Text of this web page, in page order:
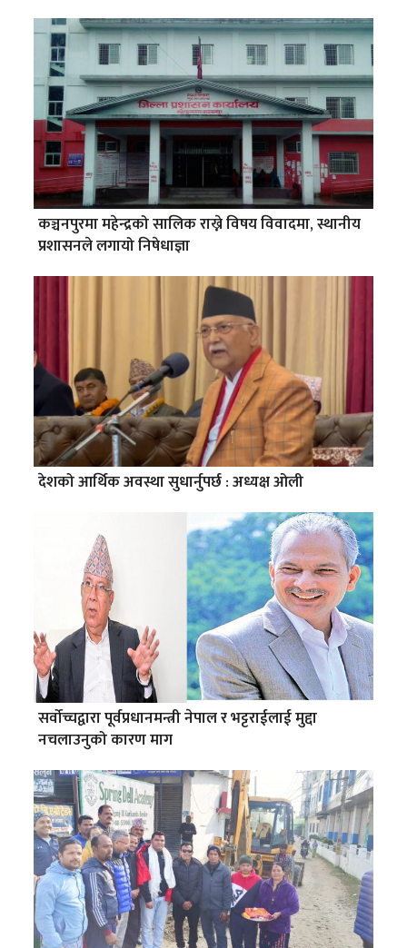
कञ्चनपुरमा महेन्द्रको सालिक राख्ने विषय विवादमा, स्थानीय
प्रशासनले लगायो निषेधाज्ञा
देशको आर्थिक अवस्था सुधार्नुपर्छ : अध्यक्ष ओली
सर्वोच्चद्वारा पूर्वप्रधानमन्त्री नेपाल र भट्टराईलाई मुद्दा
नचलाउनुको कारण माग